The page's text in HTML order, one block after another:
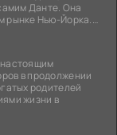
Данте. Она
рынке Нью-Йорка.
в продолжении
родителей
жизни в